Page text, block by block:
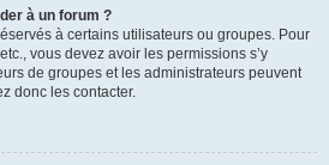
à un forum ?
à certains utilisateurs ou groupes. Pour
vous devez avoir les permissions s’y
de groupes et les administrateurs peuvent
donc les contacter.